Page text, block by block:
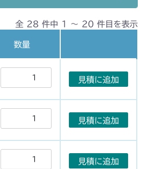
全 28 件中 1 〜 20 件目を表示
数量
見積に追加
見積に追加
見積に追加